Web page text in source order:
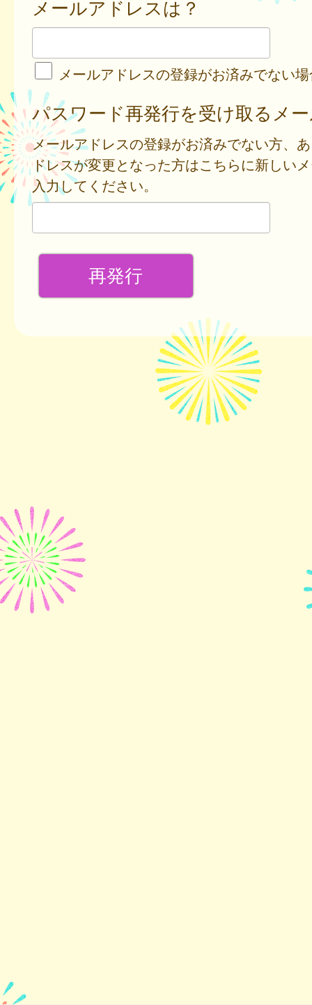
メールアドレスは？
メールアドレスの登録がお済みでない
パスワード再発行を受け取るメ
メールアドレスの登録がお済みでない方、
ドレスが変更となった方はこちらに新しい
入力してください。